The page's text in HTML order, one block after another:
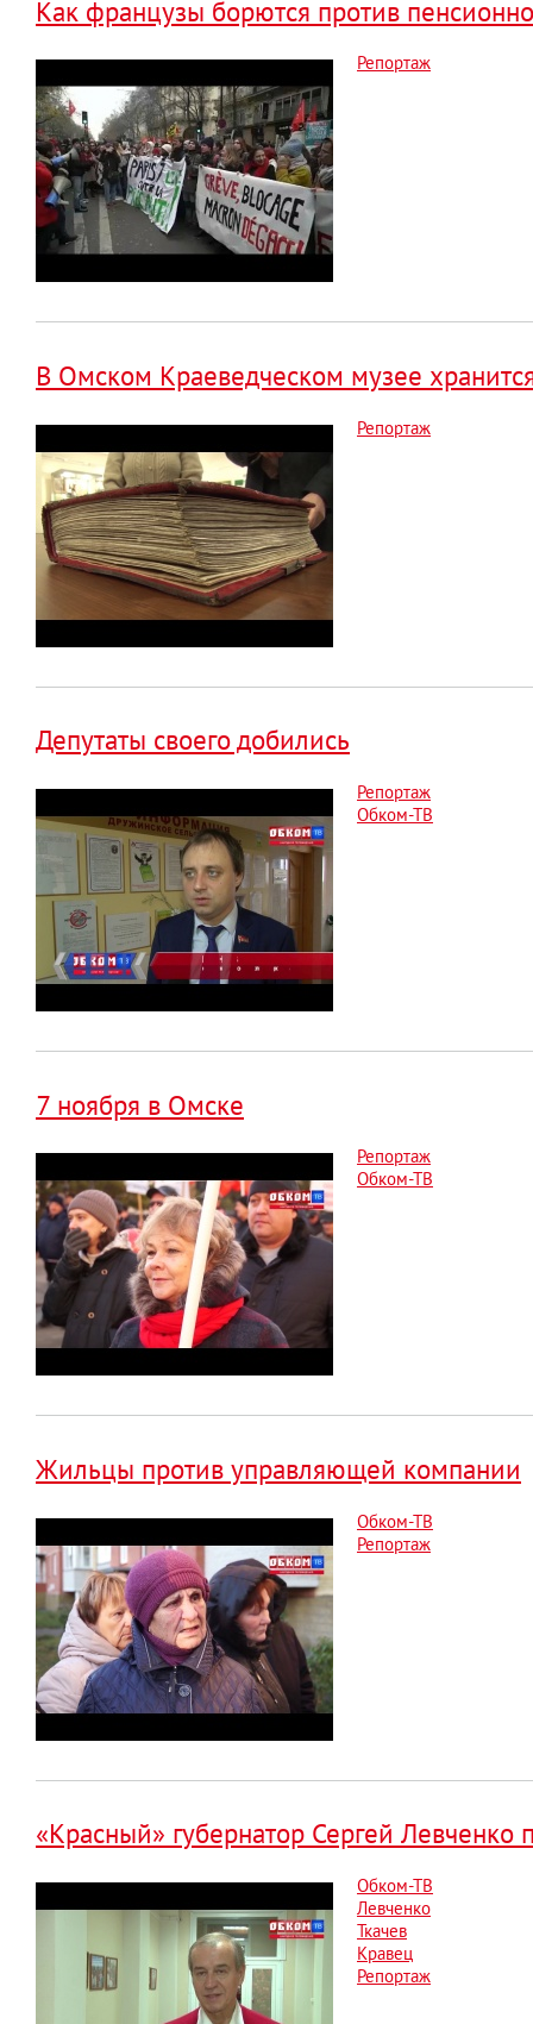
Как французы борются против
Репортаж
В Омском Краеведческом музее
Репортаж
Депутаты своего добились
Репортаж
Обком-ТВ
7 ноября в Омске
Репортаж
Обком-ТВ
Жильцы против управляющей компании
Обком-ТВ
Репортаж
«Красный» губернатор Сергей Левченко
Обком-ТВ
Левченко
Ткачев
Кравец
Репортаж